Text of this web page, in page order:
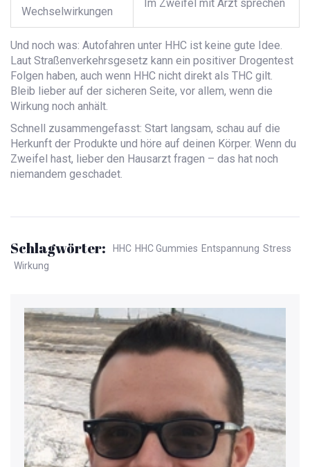
Wechselwirkungen
Im Zweifel mit Arzt sprechen
Und noch was: Autofahren unter HHC ist keine gute Idee.
Laut Straßenverkehrsgesetz kann ein positiver Drogentest
Folgen haben, auch wenn HHC nicht direkt als THC gilt.
Bleib lieber auf der sicheren Seite, vor allem, wenn die
Wirkung noch anhält.
Schnell zusammengefasst: Start langsam, schau auf die
Herkunft der Produkte und höre auf deinen Körper. Wenn du
Zweifel hast, lieber den Hausarzt fragen – das hat noch
niemandem geschadet.
Schlagwörter: HHC HHC Gummies Entspannung Stress
Wirkung